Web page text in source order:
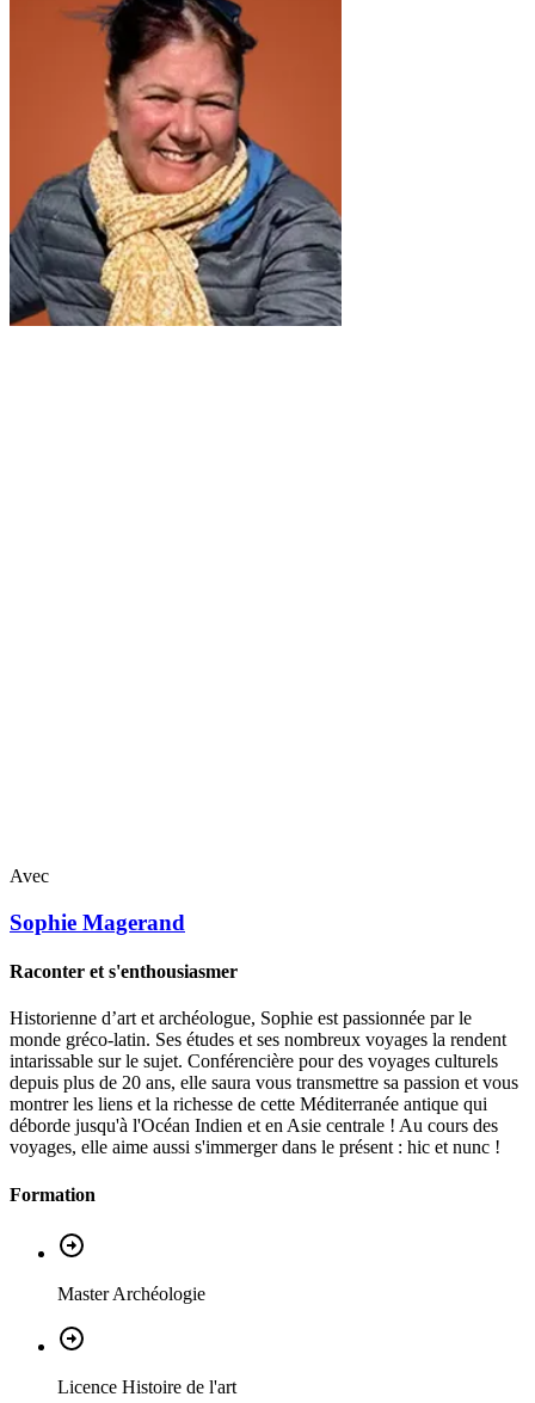
Avec
Sophie Magerand
Raconter et s'enthousiasmer
Historienne d’art et archéologue, Sophie est passionnée par le
monde gréco-latin. Ses études et ses nombreux voyages la rendent
intarissable sur le sujet. Conférencière pour des voyages culturels
depuis plus de 20 ans, elle saura vous transmettre sa passion et vous
montrer les liens et la richesse de cette Méditerranée antique qui
déborde jusqu'à l'Océan Indien et en Asie centrale ! Au cours des
voyages, elle aime aussi s'immerger dans le présent : hic et nunc !
Formation
Master Archéologie
Licence Histoire de l'art